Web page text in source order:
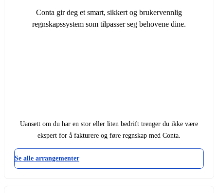
Conta gir deg et smart, sikkert og brukervennlig
regnskapssystem som tilpasser seg behovene dine.
Uansett om du har en stor eller liten bedrift trenger du ikke være
ekspert for å fakturere og føre regnskap med Conta.
Se alle arrangementer